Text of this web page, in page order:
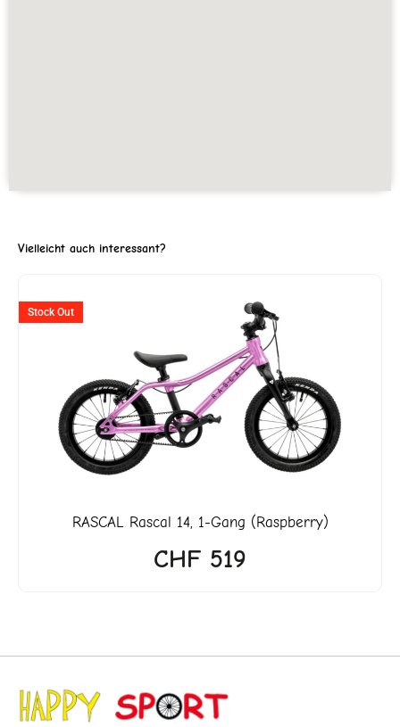
Vielleicht auch interessant?
Stock Out
RASCALRascal 14, 1-Gang (Raspberry)
CHF 519